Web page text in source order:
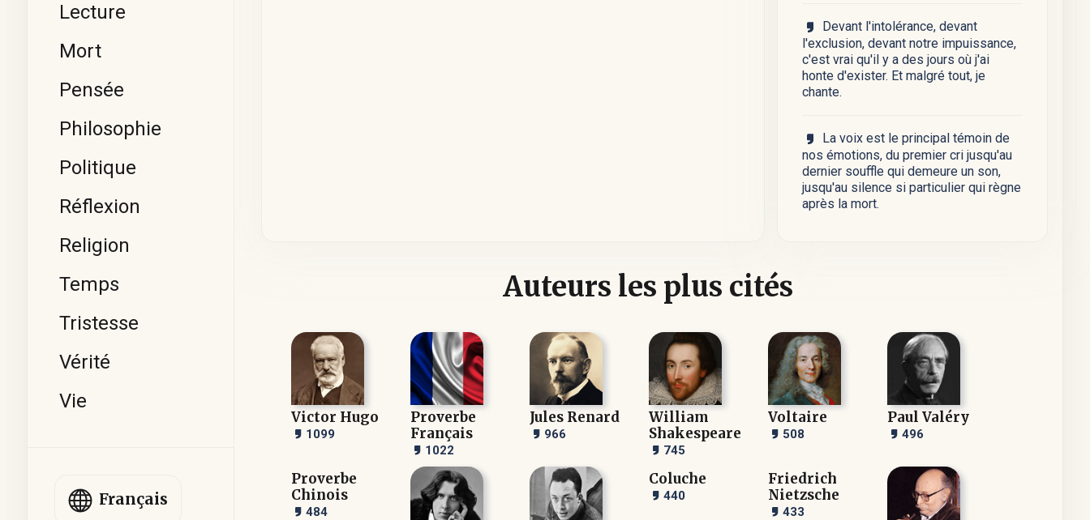
Lecture
Mort
Pensée
Philosophie
Politique
Réflexion
Religion
Temps
Tristesse
Vérité
Vie
Français
Devant l'intolérance, devant
l'exclusion, devant notre impuissance,
c'est vrai qu'il y a des jours où j'ai
honte d'exister. Et malgré tout, je
chante.
La voix est le principal témoin de
nos émotions, du premier cri jusqu'au
dernier souffle qui demeure un son,
jusqu'au silence si particulier qui règne
après la mort.
Auteurs les plus cités
Victor Hugo
1099
Proverbe
Français
1022
Jules Renard
966
William
Shakespeare
745
Voltaire
508
Paul Valéry
496
Proverbe
Chinois
484
Coluche
440
Friedrich
Nietzsche
433